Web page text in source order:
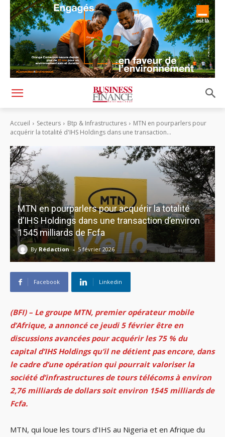
Accueil Secteurs Btp & Infrastructures
MTN en pourparlers pour
acquérir la totalité d'IHS Holdings dans une transaction...
MTN en pourparlers pour acquérir la totalité
d’IHS Holdings dans une transaction d’environ
1545 milliards de Fcfa
By Rédaction - 5 février 2026
Facebook Linkedin
(BFI) – Le groupe MTN, premier opérateur mobile
d’Afrique, a annoncé ce jeudi 5 février être en
discussions avancées pour acquérir les 75 % du
capital d’IHS Holdings qu’il ne détient pas encore, dans
le cadre d’une opération qui pourrait valoriser la
société d’infrastructures de tours télécoms à environ
2,76 milliards de dollars soit environ 1545 milliards de
Fcfa.
MTN, qui loue les tours d’IHS au Nigeria et en Afrique du